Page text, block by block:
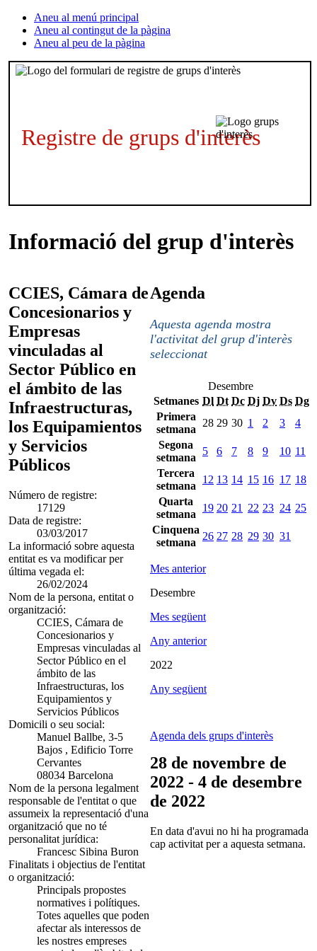
Aneu al menú principal
Aneu al contingut de la pàgina
Aneu al peu de la pàgina
Registre de grups d'interès
Informació del grup d'interès
CCIES, Cámara de
Concesionarios y
Empresas
vinculadas al
Sector Público en
el ámbito de las
Infraestructuras,
los Equipamientos
y Servicios
Públicos
Número de registre:
17129
Data de registre:
03/03/2017
La informació sobre aquesta
entitat es va modificar per
última vegada el:
26/02/2024
Nom de la persona, entitat o
organització:
CCIES, Cámara de
Concesionarios y
Empresas vinculadas al
Sector Público en el
ámbito de las
Infraestructuras, los
Equipamientos y
Servicios Públicos
Domicili o seu social:
Manuel Ballbe, 3-5
Bajos , Edificio Torre
Cervantes
08034 Barcelona
Nom de la persona legalment
responsable de l'entitat o que
assumeix la representació d'una
organització que no té
personalitat jurídica:
Francesc Sibina Buron
Finalitats i objectius de l'entitat
o organització:
Principals propostes
normatives i polítiques.
Totes aquelles que poden
afectar als interessos de
les nostres empreses
Agenda
Aquesta agenda mostra
l'activitat del grup d'interès
seleccionat
Desembre
Setmanes Dl Dt Dc Dj Dv Ds Dg
Primera
setmana
28 29 30 1 2 3
4
Segona
setmana
5 6 7 8 9 10 11
Tercera
setmana
12 13 14 15 16 17 18
Quarta
setmana
19 20 21 22 23 24 25
Cinquena
setmana
26 27 28 29 30 31
Mes anterior
Desembre
Mes següent
Any anterior
2022
Any següent
Agenda dels grups d'interès
28 de novembre de
2022 - 4 de desembre
de 2022
En data d'avui no hi ha programada
cap activitat per a aquesta setmana.